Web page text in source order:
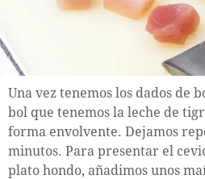
Una vez tenemos los dados de
bol que tenemos la leche de
forma envolvente. Dejamos
minutos. Para presentar el
plato hondo, añadimos unos